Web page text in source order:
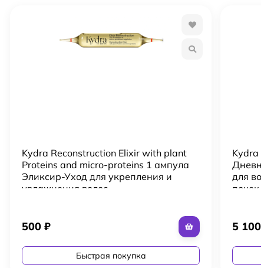
оставьте на 20-30 минут. После этого тщательно смойте
Kydra Reconstruction Elixir with plant
Proteins and micro-proteins 1 ампула
Эликсир-Уход для укрепления и
увлажнения волос
500₽
Быстрая покупка
Kydra
для
почек
5 100